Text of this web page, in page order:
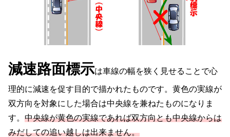
減速路面標示は車線の幅を狭く見せることで心
理的に減速を促す目的で描かれたものです。黄色の実線が
双方向を対象にした場合は中央線を兼ねたものになりま
す。 中央線が黄色の実線であれば双方向とも中央線からは
みだしての追い越しは出来ません。